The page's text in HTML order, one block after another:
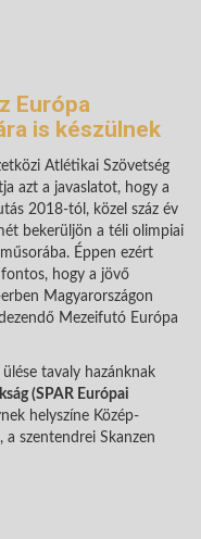
Európa
is készülnek
Atlétikai Szövetség
azt a javaslatot, hogy a
2018-tól, közel száz év
bekerüljön a téli olimpiai
Éppen ezért
hogy a jövő
Magyarországon
Mezeifutó Európa
tavaly hazánknak
(SPAR Európai
helyszíne Közép-
a szentendrei Skanzen